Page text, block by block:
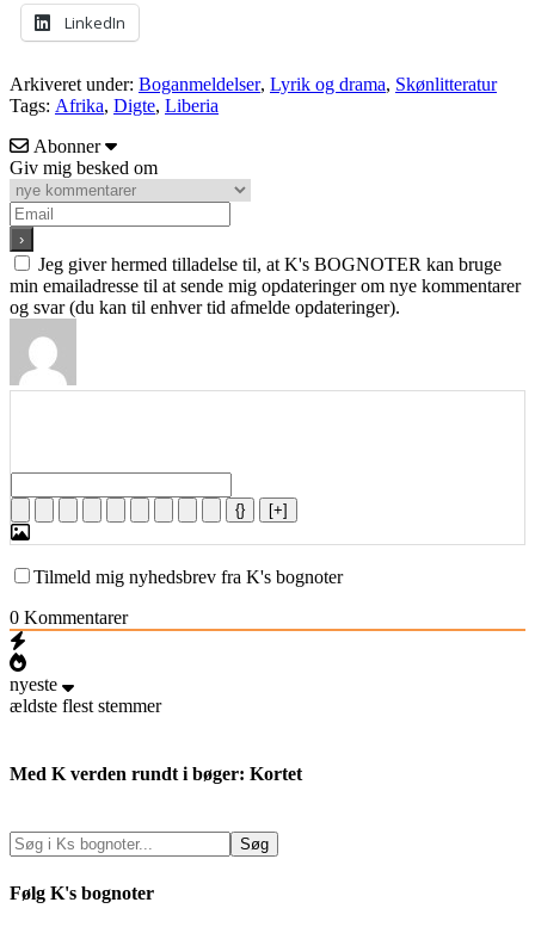
LinkedIn
Arkiveret under: Boganmeldelser, Lyrik og drama, Skønlitteratur
Tags: Afrika, Digte, Liberia
Abonner
Giv mig besked om
Jeg giver hermed tilladelse til, at K's BOGNOTER kan bruge
min emailadresse til at sende mig opdateringer om nye kommentarer
og svar (du kan til enhver tid afmelde opdateringer).
{} [+]
Tilmeld mig nyhedsbrev fra K's bognoter
0 Kommentarer
nyeste
ældste flest stemmer
Med K verden rundt i bøger: Kortet
Følg K's bognoter